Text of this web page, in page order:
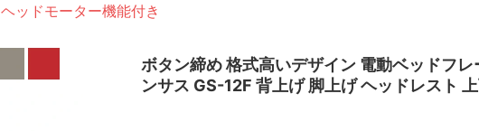
ヘッドモーター機能付き
ボタン締め 格式高いデザイン 電動ベッドフレ
ンサス GS-12F 背上げ 脚上げ ヘッドレスト